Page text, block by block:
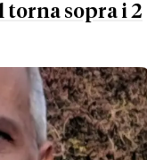
torna sopra i 2